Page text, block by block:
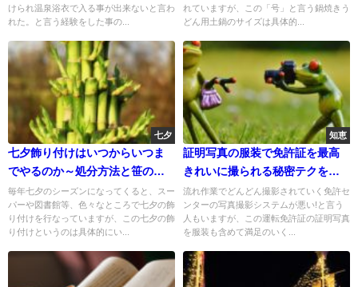
けられ温泉浴衣で入る事が出来ないと言わ
れた。と言う経験をした事の...
れていますが、この「号」と言う鍋焼きう
どん用土鍋のサイズは具体的...
七夕
七夕飾り付けはいつからいつま
でやるのか～処分方法と笹の葉
の保存方法まで徹底解説!
毎年七夕のシーズンになってくると、スー
パーや図書館等、色々なところで七夕の飾
り付けを行なっていますが、この七夕の飾
り付けというのは具体的にい...
知恵
証明写真の服装で免許証を最高
きれいに撮られる秘密テクを大
公開!
流れ作業でどんどん撮影されていく免許セ
ンターの写真撮影システムが悪い!と言う
人もいますが、この運転免許証の証明写真
を服装も含めて満足のいく...